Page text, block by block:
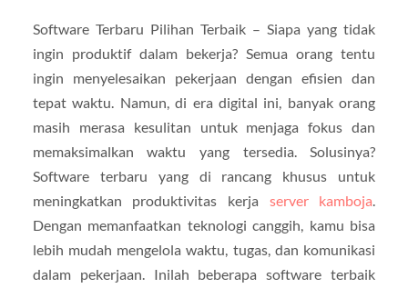
Software Terbaru Pilihan Terbaik – Siapa yang tidak
ingin produktif dalam bekerja? Semua orang tentu
ingin menyelesaikan pekerjaan dengan efisien dan
tepat waktu. Namun, di era digital ini, banyak orang
masih merasa kesulitan untuk menjaga fokus dan
memaksimalkan waktu yang tersedia. Solusinya?
Software terbaru yang di rancang khusus untuk
meningkatkan produktivitas kerja server kamboja
Dengan memanfaatkan teknologi canggih, kamu bisa
lebih mudah mengelola waktu, tugas, dan komunikasi
dalam pekerjaan. Inilah beberapa software terbaik